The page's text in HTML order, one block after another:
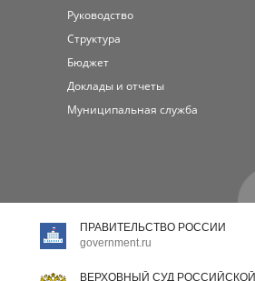
Руководство
Структура
Бюджет
Доклады и отчеты
Муниципальная служба
ПРАВИТЕЛЬСТВО РОССИИ
government.ru
ВЕРХОВНЫЙ СУД РОССИЙСКОЙ